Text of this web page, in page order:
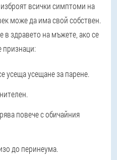
всички симптоми на
може да има свой собствен.
в здравето на мъжете, ако се
признаци:
усеща усещане за парене.
повече с обичайния
до перинеума.